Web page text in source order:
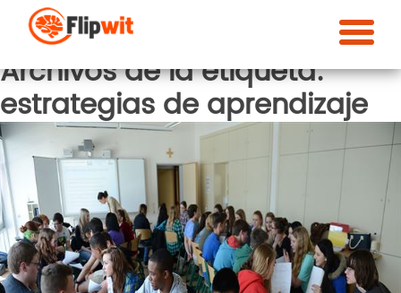
Archivos de la etiqueta:
estrategias de aprendizaje